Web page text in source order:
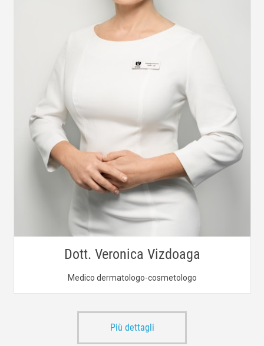
Dott. Veronica Vizdoaga
Medico dermatologo-cosmetologo
Più dettagli